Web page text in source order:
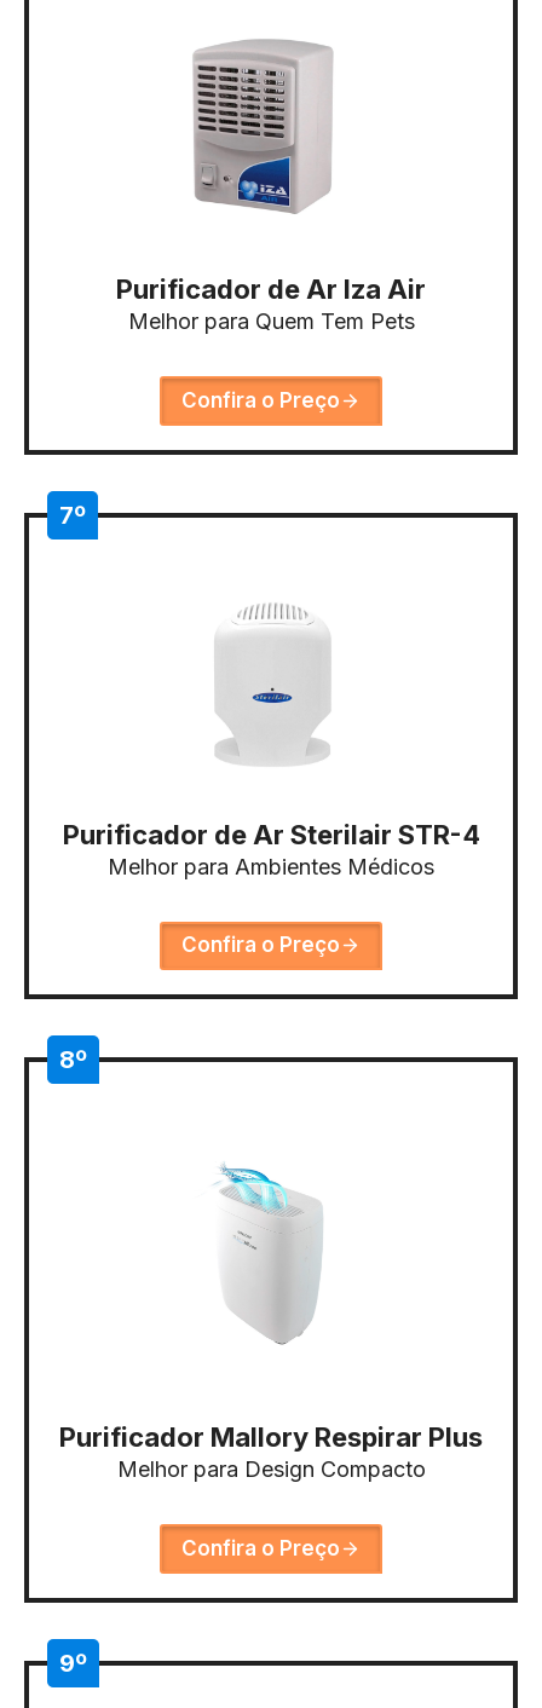
Purificador de Ar Iza Air
Melhor para Quem Tem Pets
Confira o Preço
7º
Purificador de Ar Sterilair STR-4
Melhor para Ambientes Médicos
Confira o Preço
8º
Purificador Mallory Respirar Plus
Melhor para Design Compacto
Confira o Preço
9º